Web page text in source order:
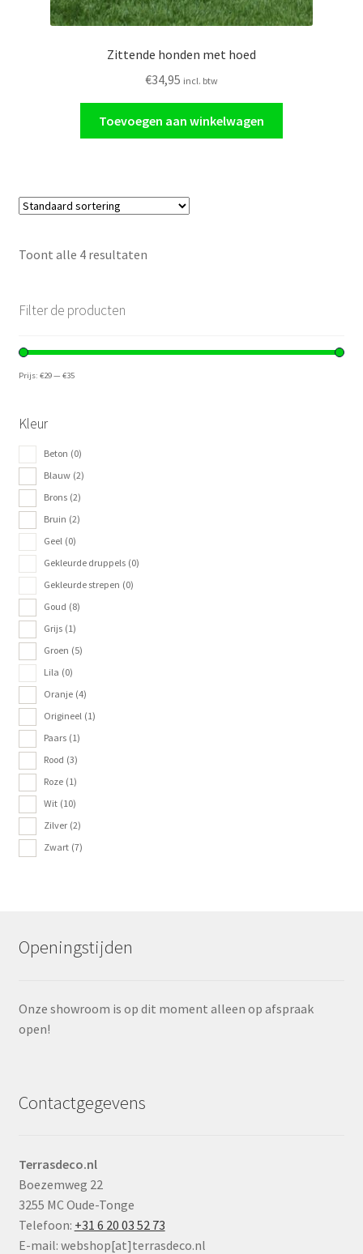
Zittende honden met hoed
€34,95 incl. btw
Toevoegen aan winkelwagen
Toont alle 4 resultaten
Filter de producten
Prijs: €29— €35
Kleur
Beton (0)
Blauw (2)
Brons (2)
Bruin (2)
Geel (0)
Gekleurde druppels (0)
Gekleurde strepen (0)
Goud (8)
Grijs (1)
Groen (5)
Lila (0)
Oranje (4)
Origineel (1)
Paars (1)
Rood (3)
Roze (1)
Wit (10)
Zilver (2)
Zwart (7)
Openingstijden
Onze showroom is op dit moment alleen op afspraak
open!
Contactgegevens
Terrasdeco.nl
Boezemweg 22
3255 MC Oude-Tonge
Telefoon: +31 6 20 03 52 73
E-mail: webshop[at]terrasdeco.nl